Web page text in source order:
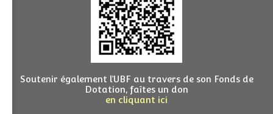
Soutenir également l’UBF au travers de son Fonds de
Dotation, faîtes un don
en cliquant ici